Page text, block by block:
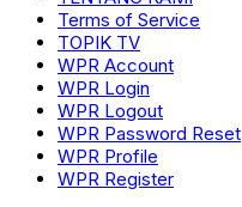
Terms of Service
TOPIK TV
WPR Account
WPR Login
WPR Logout
WPR Password Reset
WPR Profile
WPR Register